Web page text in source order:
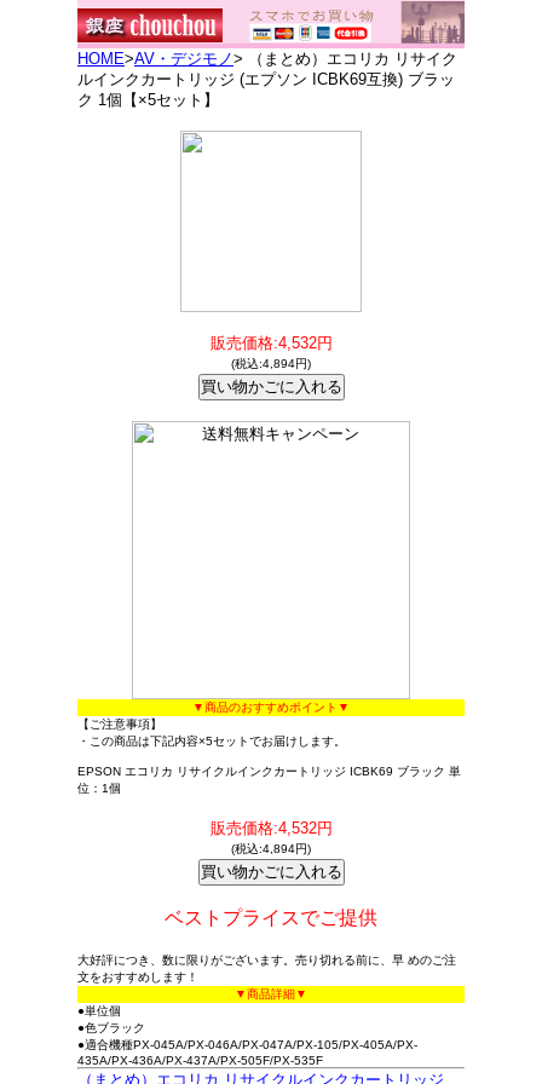
HOME>AV・デジモノ> （まとめ）エコリカ リサイク
ルインクカートリッジ (エプソン ICBK69互換) ブラッ
ク 1個【×5セット】
販売価格:4,532円
(税込:4,894円)
▼商品のおすすめポイント▼
【ご注意事項】
・この商品は下記内容×5セットでお届けします。
EPSON エコリカ リサイクルインクカートリッジ ICBK69 ブラック 単
位：1個
販売価格:4,532円
(税込:4,894円)
ベストプライスでご提供
大好評につき、数に限りがございます。売り切れる前に、早 めのご注
文をおすすめします！
▼商品詳細▼
●単位個
●色ブラック
●適合機種PX-045A/PX-046A/PX-047A/PX-105/PX-405A/PX-
435A/PX-436A/PX-437A/PX-505F/PX-535F
（まとめ）エコリカ リサイクルインクカートリッジ